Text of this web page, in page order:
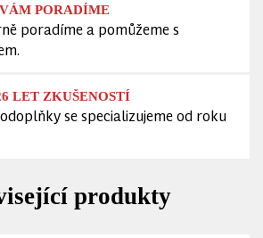
PORADÍME
poradíme a pomůžeme s
LET ZKUŠENOSTÍ
se specializujeme od roku
produkty